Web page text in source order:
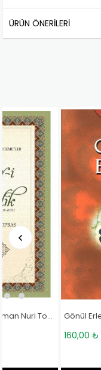
ÜRÜN ÖNERILERI
250,00 ₺